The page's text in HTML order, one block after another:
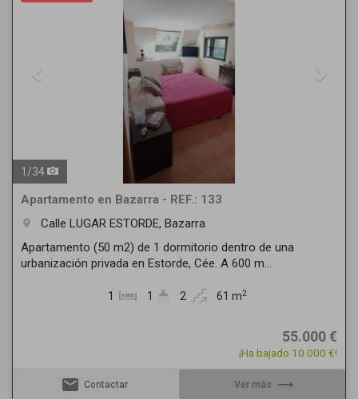
1 /34
Apartamento en Bazarra - REF.: 133
room
Calle LUGAR ESTORDE, Bazarra
Apartamento (50 m2) de 1 dormitorio dentro de una
urbanización privada en Estorde, Cée. A 600 m...
1 1 2 61 m2
55.000 €
¡Ha bajado 10.000 €!
email Contactar Ver más trending_flat